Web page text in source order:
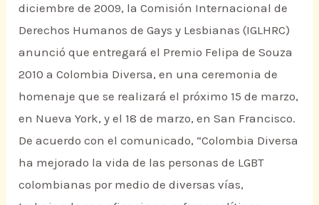
diciembre de 2009, la Comisión Internacional de
Derechos Humanos de Gays y Lesbianas (IGLHRC)
anunció que entregará el Premio Felipa de Souza
2010 a Colombia Diversa, en una ceremonia de
homenaje que se realizará el próximo 15 de marzo,
en Nueva York, y el 18 de marzo, en San Francisco.
De acuerdo con el comunicado, “Colombia Diversa
ha mejorado la vida de las personas de LGBT
colombianas por medio de diversas vías,